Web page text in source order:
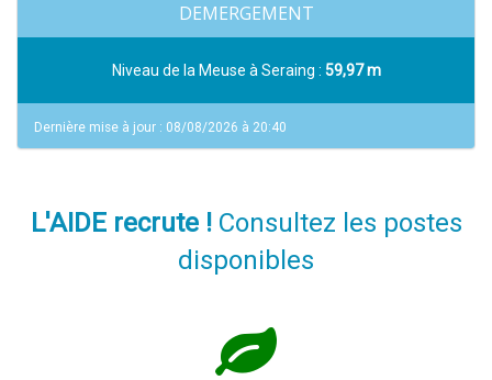
DEMERGEMENT
Niveau de la Meuse à Seraing : 59,97 m
Dernière mise à jour : 08/08/2026 à 20:40
L'AIDE recrute !Consultez les postes
disponibles